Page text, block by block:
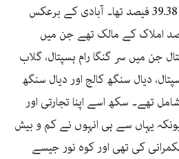
جبکہ ہندوؤں اور سکھوں کا 39.38 فیصد تھا۔ آبادی کے برعکس
اورسکھ شہر کی 80 فیصد املاک کے مالک تھے جن میں
جن میں سر گنگا رام ہسپتال، گلاب
دیال سنگھ کالج اور دیال سنگھ
تھے۔ سکھ اسے اپنا تجارتی اور
یہاں سے ہی انہوں نے کم و بیش
کی تھی اور کوہ نور جیسے